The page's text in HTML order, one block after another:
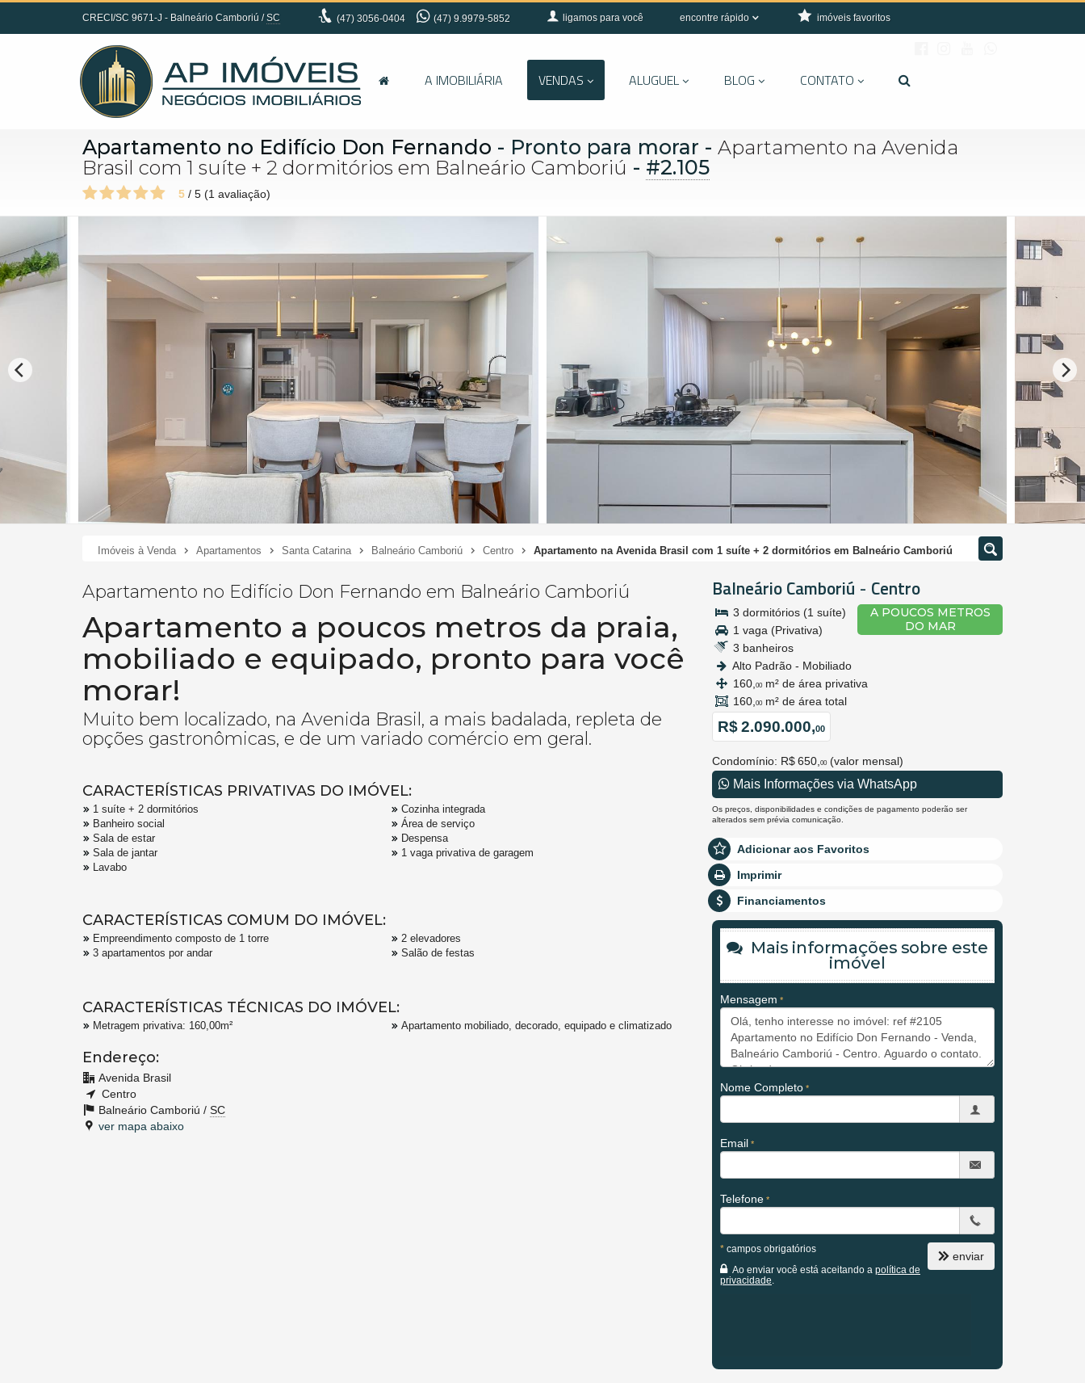
CRECI/SC 9671-J - Balneário Camboriú /SC (47) 3056-0404 (47) 9.9979-5852 ligamos para você encontre rápido imóveis favoritos
A IMOBILIÁRIA VENDAS ALUGUEL BLOG CONTATO
Apartamento no Edifício Don Fernando - Pronto para morar - Apartamento na Avenida
Brasil com 1 suíte + 2 dormitórios em Balneário Camboriú - #2.105
5 / 5 (1 avaliação)
Imóveis à Venda Apartamentos Santa Catarina Balneário Camboriú Centro Apartamento na Avenida Brasil com 1 suíte + 2 dormitórios em Balneário Camboriú
Apartamento no Edifício Don Fernando em Balneário Camboriú
Apartamento a poucos metros da praia,
mobiliado e equipado, pronto para você
morar!
Muito bem localizado, na Avenida Brasil, a mais badalada, repleta de
opções gastronômicas, e de um variado comércio em geral.
CARACTERÍSTICAS PRIVATIVAS DO IMÓVEL:
1 suíte + 2 dormitórios
Banheiro social
Sala de estar
Sala de jantar
Lavabo
Cozinha integrada
Área de serviço
Despensa
1 vaga privativa de garagem
CARACTERÍSTICAS COMUM DO IMÓVEL:
Empreendimento composto de 1 torre
3 apartamentos por andar
2 elevadores
Salão de festas
CARACTERÍSTICAS TÉCNICAS DO IMÓVEL:
Metragem privativa: 160,00m² Apartamento mobiliado, decorado, equipado e climatizado
Endereço:
Avenida Brasil
Centro
Balneário Camboriú / SC
ver mapa abaixo
Balneário Camboriú - Centro
A POUCOS METROS
DO MAR
3 dormitórios (1 suíte)
1 vaga (Privativa)
3 banheiros
Alto Padrão - Mobiliado
160, 00 m² de área privativa
160, 00 m² de área total
R$ 2.090.000,00
Condomínio: R$ 650,00 (valor mensal)
Mais Informações via WhatsApp
Os preços, disponibilidades e condições de pagamento poderão ser
alterados sem prévia comunicação.
Adicionar aos Favoritos
Imprimir
Financiamentos
Mais informações sobre este
imóvel
Mensagem
Nome Completo
Email
Telefone
* campos obrigatórios
Ao enviar você está aceitando a política de
privacidade.
enviar